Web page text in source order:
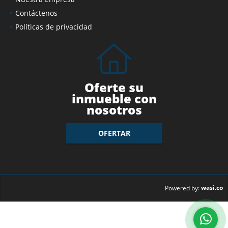
Contáctenos
Políticas de privacidad
Oferte su
inmueble con
nosotros
OFERTAR
Powered by:wasi.co